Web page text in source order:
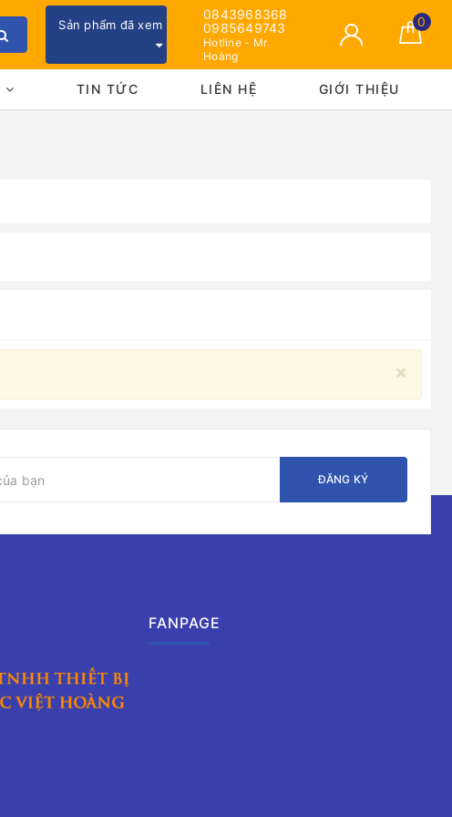
Sản phẩm đã xem
0843968368
0985649743
Hotline - Mr
Hoàng
0
TIN TỨC LIÊN HỆ GIỚI THIỆU
×
ĐĂNG KÝ
FANPAGE